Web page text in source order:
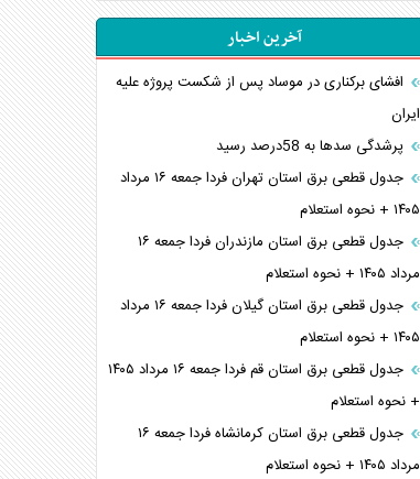
آخرین اخبار
افشای برکناری در موساد پس از شکست پروژه علیه
ایران
پرشدگی سدها به 58درصد رسید
جدول قطعی برق استان تهران فردا جمعه ۱۶ مرداد
۱۴۰۵ + نحوه استعلام
جدول قطعی برق استان مازندران فردا جمعه ۱۶
مرداد ۱۴۰۵ + نحوه استعلام
جدول قطعی برق استان گیلان فردا جمعه ۱۶ مرداد
۱۴۰۵ + نحوه استعلام
جدول قطعی برق استان قم فردا جمعه ۱۶ مرداد ۱۴۰۵
+ نحوه استعلام
جدول قطعی برق استان کرمانشاه فردا جمعه ۱۶
مرداد ۱۴۰۵ + نحوه استعلام